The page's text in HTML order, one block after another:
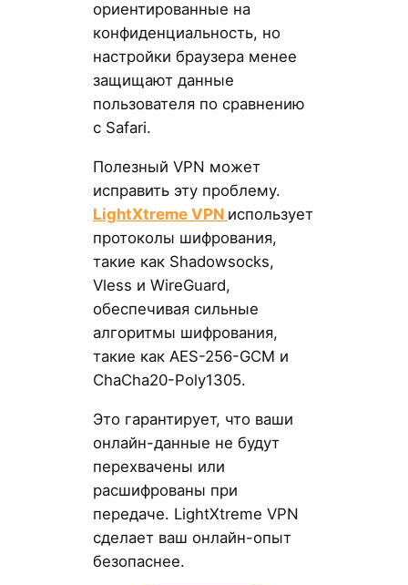
ориентированные на
конфиденциальность, но
настройки браузера менее
защищают данные
пользователя по сравнению
с Safari.
Полезный VPN может
исправить эту проблему.
LightXtreme VPN использует
протоколы шифрования,
такие как Shadowsocks,
Vless и WireGuard,
обеспечивая сильные
алгоритмы шифрования,
такие как AES-256-GCM и
ChaCha20-Poly1305.
Это гарантирует, что ваши
онлайн-данные не будут
перехвачены или
расшифрованы при
передаче. LightXtreme VPN
сделает ваш онлайн-опыт
безопаснее.